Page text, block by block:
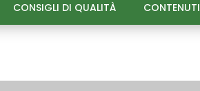
CONSIGLI DI QUALITÀ CONTENUTI